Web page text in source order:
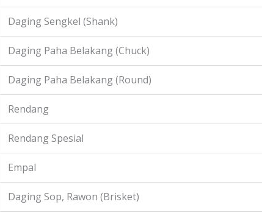
Daging Sengkel (Shank)
Daging Paha Belakang (Chuck)
Daging Paha Belakang (Round)
Rendang
Rendang Spesial
Empal
Daging Sop, Rawon (Brisket)